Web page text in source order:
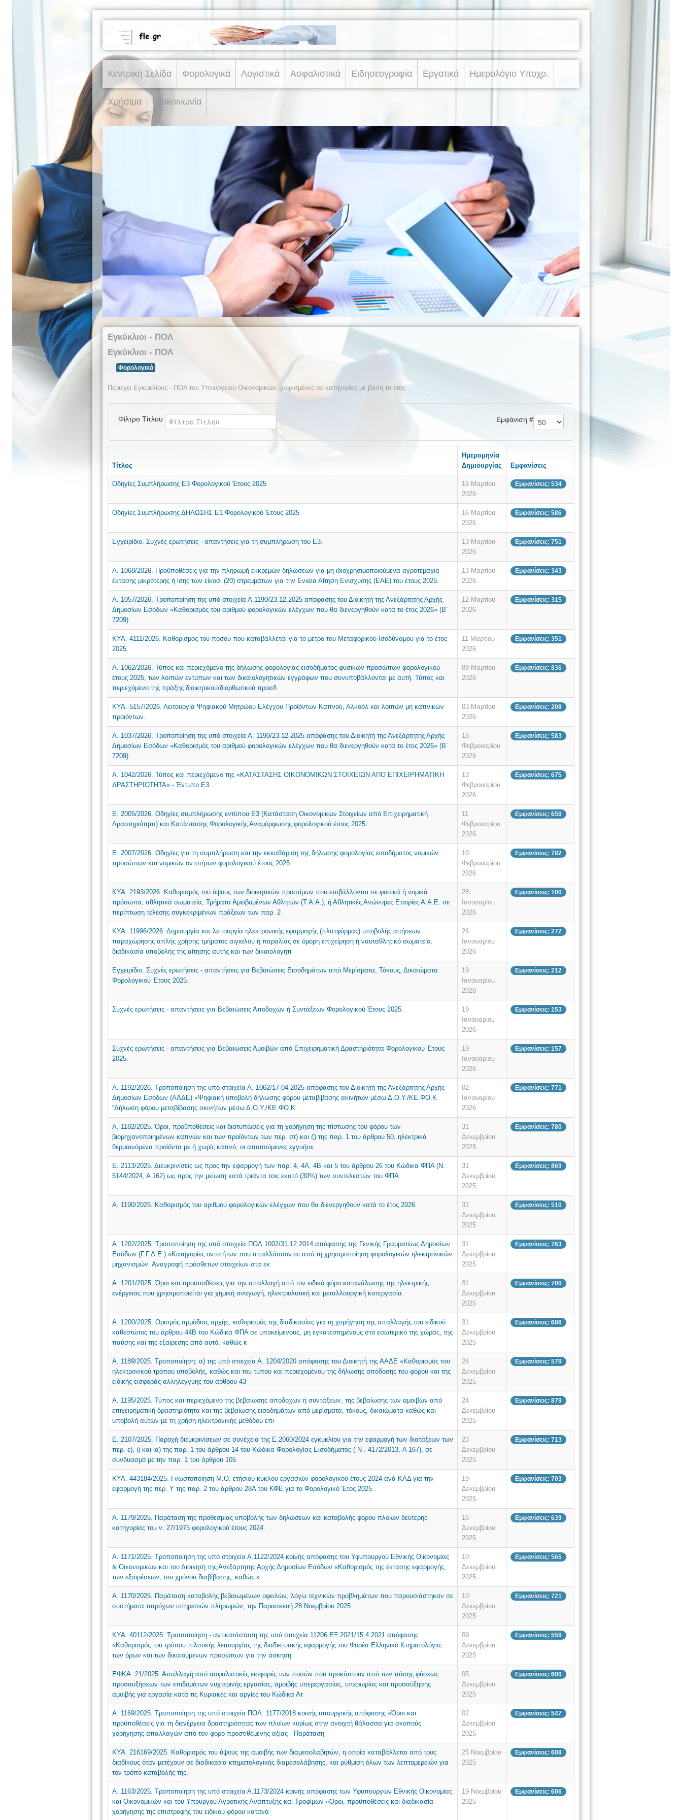
Κεντρική Σελίδα Φορολογικά Λογιστικά Ασφαλιστικά Ειδησεογραφία Εργατικά Ημερολόγιο Υποχρ.
Χρήσιμα Επικοινωνία
Εγκύκλιοι - ΠΟΛ
Εγκύκλιοι - ΠΟΛ
Φορολογικά
Περιέχει Εγκυκλίους - ΠΟΛ του Υπουργείου Οικονομικών, χωρισμένες σε κατηγορίες με βάση το έτος
Φίλτρο Τίτλου Εμφάνιση #
Τίτλος
Ημερομηνία
Δημιουργίας
Εμφανίσεις
Οδηγίες Συμπλήρωσης Ε3 Φορολογικού Έτους 2025
16 Μαρτίου
2026
Εμφανίσεις: 534
Οδηγίες Συμπλήρωσης ΔΗΛΩΣΗΣ Ε1 Φορολογικού Έτους 2025
16 Μαρτίου
2026
Εμφανίσεις: 586
Εγχειρίδιο. Συχνές ερωτήσεις - απαντήσεις για τη συμπλήρωση του Ε3.
13 Μαρτίου
2026
Εμφανίσεις: 751
Α. 1068/2026. Προϋποθέσεις για την πληρωμή εκκρεμών δηλώσεων για μη ιδιοχρησιμοποιούμενα αγροτεμάχια
έκτασης μικρότερης ή ίσης των είκοσι (20) στρεμμάτων για την Ενιαία Αίτηση Ενίσχυσης (ΕΑΕ) του έτους 2025.
13 Μαρτίου
2026
Εμφανίσεις: 343
Α. 1057/2026. Τροποποίηση της υπό στοιχεία Α.1190/23.12.2025 απόφασης του Διοικητή της Ανεξάρτητης Αρχής
Δημοσίων Εσόδων «Καθορισμός του αριθμού φορολογικών ελέγχων που θα διενεργηθούν κατά το έτος 2026» (Β΄
7209).
12 Μαρτίου
2026
Εμφανίσεις: 315
ΚΥΑ. 4111/2026. Καθορισμός του ποσού που καταβάλλεται για το μέτρο του Μεταφορικού Ισοδύναμου για το έτος
2025.
11 Μαρτίου
2026
Εμφανίσεις: 351
Α. 1062/2026. Τύπος και περιεχόμενο της δήλωσης φορολογίας εισοδήματος φυσικών προσώπων φορολογικού
έτους 2025, των λοιπών εντύπων και των δικαιολογητικών εγγράφων που συνυποβάλλονται με αυτή. Τύπος και
περιεχόμενο της πράξης διοικητικού/διορθωτικού προσδ
09 Μαρτίου
2026
Εμφανίσεις: 836
ΚΥΑ. 5157/2026. Λειτουργία Ψηφιακού Μητρώου Ελέγχου Προϊόντων Καπνού, Αλκοόλ και λοιπών μη καπνικών
προϊόντων.
03 Μαρτίου
2026
Εμφανίσεις: 208
Α. 1037/2026. Τροποποίηση της υπό στοιχεία Α. 1190/23-12-2025 απόφασης του Διοικητή της Ανεξάρτητης Αρχής
Δημοσίων Εσόδων «Καθορισμός του αριθμού φορολογικών ελέγχων που θα διενεργηθούν κατά το έτος 2026» (Β΄
7209).
18
Φεβρουαρίου
2026
Εμφανίσεις: 583
Α. 1042/2026. Τύπος και περιεχόμενο της «ΚΑΤΑΣΤΑΣΗΣ ΟΙΚΟΝΟΜΙΚΩΝ ΣΤΟΙΧΕΙΩΝ ΑΠΟ ΕΠΙΧΕΙΡΗΜΑΤΙΚΗ
ΔΡΑΣΤΗΡΙΟΤΗΤΑ» - Έντυπο Ε3.
13
Φεβρουαρίου
2026
Εμφανίσεις: 675
Ε. 2005/2026. Οδηγίες συμπλήρωσης εντύπου Ε3 (Κατάσταση Οικονομικών Στοιχείων από Επιχειρηματική
Δραστηριότητα) και Κατάστασης Φορολογικής Αναμόρφωσης φορολογικού έτους 2025.
11
Φεβρουαρίου
2026
Εμφανίσεις: 659
Ε. 2007/2026. Οδηγίες για τη συμπλήρωση και την εκκαθάριση της δήλωσης φορολογίας εισοδήματος νομικών
προσώπων και νομικών οντοτήτων φορολογικού έτους 2025.
10
Φεβρουαρίου
2026
Εμφανίσεις: 782
ΚΥΑ. 2193/2026. Καθορισμός του ύψους των διοικητικών προστίμων που επιβάλλονται σε φυσικά ή νομικά
πρόσωπα, αθλητικά σωματεία, Τμήματα Αμειβομένων Αθλητών (Τ.Α.Α.), ή Αθλητικές Ανώνυμες Εταιρίες Α.Α.Ε. σε
περίπτωση τέλεσης συγκεκριμένων πράξεων των παρ. 2
28
Ιανουαρίου
2026
Εμφανίσεις: 100
ΚΥΑ. 11996/2026. Δημιουργία και λειτουργία ηλεκτρονικής εφαρμογής (πλατφόρμας) υποβολής αιτήσεων
παραχώρησης απλής χρήσης τμήματος αιγιαλού ή παραλίας σε όμορη επιχείρηση ή ναυταθλητικό σωματείο,
διαδικασία υποβολής της αίτησης αυτής και των δικαιολογητι
26
Ιανουαρίου
2026
Εμφανίσεις: 272
Εγχειρίδιο. Συχνές ερωτήσεις - απαντήσεις για Βεβαιώσεις Εισοδημάτων από Μερίσματα, Τόκους, Δικαιώματα
Φορολογικού Έτους 2025.
19
Ιανουαρίου
2026
Εμφανίσεις: 212
Συχνές ερωτήσεις - απαντήσεις για Βεβαιώσεις Αποδοχών ή Συντάξεων Φορολογικού Έτους 2025.
19
Ιανουαρίου
2026
Εμφανίσεις: 153
Συχνές ερωτήσεις - απαντήσεις για Βεβαιώσεις Αμοιβών από Επιχειρηματική Δραστηριότητα Φορολογικού Έτους
2025.
19
Ιανουαρίου
2026
Εμφανίσεις: 157
Α. 1192/2026. Τροποποίηση της υπό στοιχεία Α. 1062/17-04-2025 απόφασης του Διοικητή της Ανεξάρτητης Αρχής
Δημοσίων Εσόδων (ΑΑΔΕ) «Ψηφιακή υποβολή δήλωσης φόρου μεταβίβασης ακινήτων μέσω Δ.Ο.Υ./ΚΕ.ΦΟ.Κ
“Δήλωση φόρου μεταβίβασης ακινήτων μέσω Δ.Ο.Υ./ΚΕ.ΦΟ.Κ
02
Ιανουαρίου
2026
Εμφανίσεις: 771
Α. 1182/2025. Όροι, προϋποθέσεις και διατυπώσεις για τη χορήγηση της πίστωσης του φόρου των
βιομηχανοποιημένων καπνών και των προϊόντων των περ. στ) και ζ) της παρ. 1 του άρθρου 50, ηλεκτρικά
θερμαινόμενα προϊόντα με ή χωρίς καπνό, οι απαιτούμενες εγγυήσε
31
Δεκεμβρίου
2025
Εμφανίσεις: 780
Ε. 2113/2025. Διευκρινίσεις ως προς την εφαρμογή των παρ. 4, 4Α, 4Β και 5 του άρθρου 26 του Κώδικα ΦΠΑ (Ν.
5144/2024, Α 162) ως προς την μείωση κατά τριάντα τοις εκατό (30%) των συντελεστών του ΦΠΑ.
31
Δεκεμβρίου
2025
Εμφανίσεις: 869
Α. 1190/2025. Καθορισμός του αριθμού φορολογικών ελέγχων που θα διενεργηθούν κατά το έτος 2026.
31
Δεκεμβρίου
2025
Εμφανίσεις: 510
Α. 1202/2025. Τροποποίηση της υπό στοιχεία ΠΟΛ.1002/31.12.2014 απόφασης της Γενικής Γραμματέως Δημοσίων
Εσόδων (Γ.Γ.Δ.Ε.) «Κατηγορίες οντοτήτων που απαλλάσσονται από τη χρησιμοποίηση φορολογικών ηλεκτρονικών
μηχανισμών. Αναγραφή πρόσθετων στοιχείων στα εκ
31
Δεκεμβρίου
2025
Εμφανίσεις: 763
Α. 1201/2025. Όροι και προϋποθέσεις για την απαλλαγή από τον ειδικό φόρο κατανάλωσης της ηλεκτρικής
ενέργειας που χρησιμοποιείται για χημική αναγωγή, ηλεκτρολυτική και μεταλλουργική κατεργασία.
31
Δεκεμβρίου
2025
Εμφανίσεις: 700
Α. 1200/2025. Ορισμός αρμόδιας αρχής, καθορισμός της διαδικασίας για τη χορήγηση της απαλλαγής του ειδικού
καθεστώτος του άρθρου 44Β του Κώδικα ΦΠΑ σε υποκείμενους, μη εγκατεστημένους στο εσωτερικό της χώρας, της
παύσης και της εξαίρεσης από αυτό, καθώς κ
31
Δεκεμβρίου
2025
Εμφανίσεις: 686
Α. 1189/2025. Τροποποίηση: α) της υπό στοιχεία Α. 1204/2020 απόφασης του Διοικητή της ΑΑΔΕ «Καθορισμός του
ηλεκτρονικού τρόπου υποβολής, καθώς και του τύπου και περιεχομένου της δήλωσης απόδοσης του φόρου και της
ειδικής εισφοράς αλληλεγγύης του άρθρου 43
24
Δεκεμβρίου
2025
Εμφανίσεις: 579
Α. 1195/2025. Τύπος και περιεχόμενο της βεβαίωσης αποδοχών ή συντάξεων, της βεβαίωσης των αμοιβών από
επιχειρηματική δραστηριότητα και της βεβαίωσης εισοδημάτων από μερίσματα, τόκους, δικαιώματα καθώς και
υποβολή αυτών με τη χρήση ηλεκτρονικής μεθόδου επι
24
Δεκεμβρίου
2025
Εμφανίσεις: 879
Ε. 2107/2025. Παροχή διευκρινίσεων σε συνέχεια της Ε.2060/2024 εγκυκλίου για την εφαρμογή των διατάξεων των
περ. ε), ι) και ια) της παρ. 1 του άρθρου 14 του Κώδικα Φορολογίας Εισοδήματος ( N . 4172/2013, Α 167), σε
συνδυασμό με την παρ. 1 του άρθρου 105
23
Δεκεμβρίου
2025
Εμφανίσεις: 713
ΚΥΑ. 443184/2025. Γνωστοποίηση Μ.Ο. ετήσιου κύκλου εργασιών φορολογικού έτους 2024 ανά ΚΑΔ για την
εφαρμογή της περ. Υ της παρ. 2 του άρθρου 28Α του ΚΦΕ για το Φορολογικό Έτος 2025 .
19
Δεκεμβρίου
2025
Εμφανίσεις: 703
Α. 1179/2025. Παράταση της προθεσμίας υποβολής των δηλώσεων και καταβολής φόρου πλοίων δεύτερης
κατηγορίας του ν. 27/1975 φορολογικού έτους 2024.
16
Δεκεμβρίου
2025
Εμφανίσεις: 639
Α. 1171/2025. Τροποποίηση της υπό στοιχεία Α.1122/2024 κοινής απόφασης του Υφυπουργού Εθνικής Οικονομίας
& Οικονομικών και του Διοικητή της Ανεξάρτητης Αρχής Δημοσίων Εσόδων «Καθορισμός της έκτασης εφαρμογής,
των εξαιρέσεων, του χρόνου διαβίβασης, καθώς κ
10
Δεκεμβρίου
2025
Εμφανίσεις: 565
Α. 1170/2025. Παράταση καταβολής βεβαιωμένων οφειλών, λόγω τεχνικών προβλημάτων που παρουσιάστηκαν σε
συστήματα παρόχων υπηρεσιών πληρωμών, την Παρασκευή 28 Νοεμβρίου 2025.
10
Δεκεμβρίου
2025
Εμφανίσεις: 721
ΚΥΑ. 40112/2025. Τροποποίηση - αντικατάσταση της υπό στοιχεία 11206 ΕΞ 2021/15.4.2021 απόφασης
«Καθορισμός του τρόπου πιλοτικής λειτουργίας της διαδικτυακής εφαρμογής του Φορέα Ελληνικό Κτηματολόγιο,
των όρων και των δικαιούμενων προσώπων για την άσκηση
09
Δεκεμβρίου
2025
Εμφανίσεις: 559
ΕΦΚΑ: 21/2025. Απαλλαγή από ασφαλιστικές εισφορές των ποσών που προκύπτουν από των πάσης φύσεως
προσαυξήσεων των επιδομάτων νυχτερινής εργασίας, αμοιβής υπερεργασίας, υπερωρίας και προσαύξησης
αμοιβής για εργασία κατά τις Κυριακές και αργίες του Κώδικα Ατ
05
Δεκεμβρίου
2025
Εμφανίσεις: 600
Α. 1169/2025. Τροποποίηση της υπό στοιχεία ΠΟΛ. 1177/2018 κοινής υπουργικής απόφασης «Όροι και
προϋποθέσεις για τη διενέργεια δραστηριότητας των πλοίων κυρίως στην ανοιχτή θάλασσα για σκοπούς
χορήγησης απαλλαγών από τον φόρο προστιθέμενης αξίας - Παράταση
02
Δεκεμβρίου
2025
Εμφανίσεις: 547
ΚΥΑ. 216169/2025. Καθορισμός του ύψους της αμοιβής των διαμεσολαβητών, η οποία καταβάλλεται από τους
διαδίκους όταν μετέχουν σε διαδικασία κτηματολογικής διαμεσολάβησης, και ρύθμιση όλων των λεπτομερειών για
τον τρόπο καταβολής της.
25 Νοεμβρίου
2025
Εμφανίσεις: 608
Α. 1163/2025. Τροποποίηση της υπό στοιχεία Α.1173/2024 κοινής απόφασης των Υφυπουργών Εθνικής Οικονομίας
και Οικονομικών και του Υπουργού Αγροτικής Ανάπτυξης και Τροφίμων «Όροι, προϋποθέσεις και διαδικασία
χορήγησης της επιστροφής του ειδικού φόρου κατανά
19 Νοεμβρίου
2025
Εμφανίσεις: 606